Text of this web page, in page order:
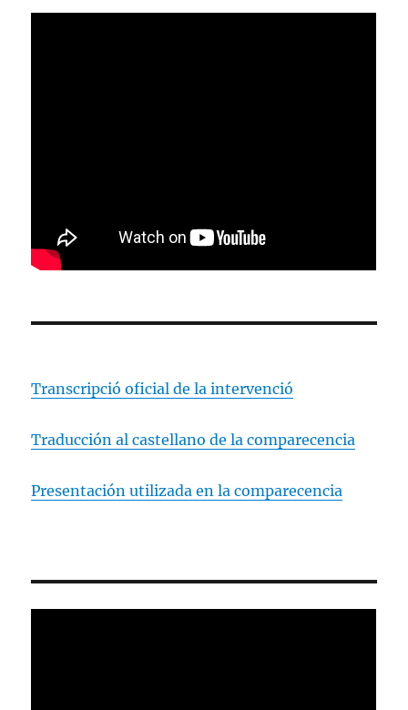
Transcripció oficial de la intervenció
Traducción al castellano de la comparecencia
Presentación utilizada en la comparecencia